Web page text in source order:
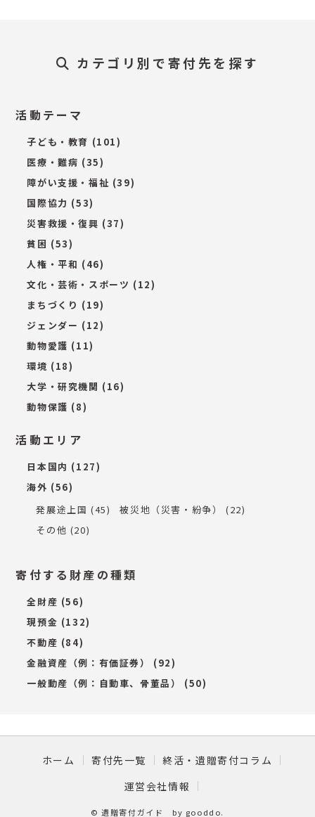
カテゴリ別で寄付先を探す
活動テーマ
子ども・教育 (101)
医療・難病 (35)
障がい支援・福祉 (39)
国際協力 (53)
災害救援・復興 (37)
貧困 (53)
人権・平和 (46)
文化・芸術・スポーツ (12)
まちづくり (19)
ジェンダー (12)
動物愛護 (11)
環境 (18)
大学・研究機関 (16)
動物保護 (8)
活動エリア
日本国内 (127)
海外 (56)
発展途上国 (45) 被災地（災害・紛争）
(22)
その他 (20)
寄付する財産の種類
全財産 (56)
現預金 (132)
不動産 (84)
金融資産（例：有価証券）
(92)
一般動産（例：自動車、骨董品）
(50)
ホーム 寄付先一覧
終活・遺贈寄付コラム
運営会社情報
©遺贈寄付ガイド by gooddo.